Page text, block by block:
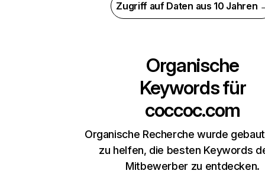
Zugriff auf Daten aus 10 Jahren
Organische
Keywords für
coccoc.com
Organische Recherche wurde
zu helfen, die besten Keywords
Mitbewerber zu entdecken.